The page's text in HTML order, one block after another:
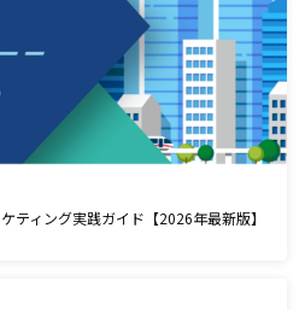
ティング実践ガイド【2026年最新版】